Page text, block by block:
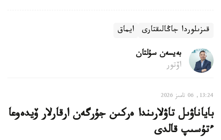
قىزىلوردا جاڭالىقتارى ايماق
بەيسەن سۇلتان
اۆتور
13:24, 06 تامىز 2026
باياناۋىل تاۋلارىندا ەركىن جۇرگەن ارقارلار ۆيدەوعا
ءتۇسىپ قالدى